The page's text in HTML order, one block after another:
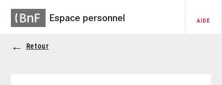
Espace personnel AIDE
Retour